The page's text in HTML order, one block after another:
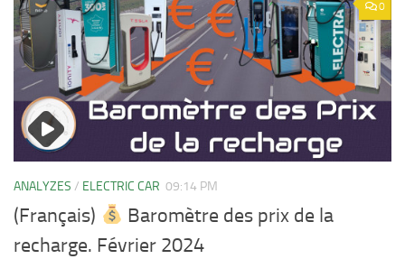
0
ANALYZES / ELECTRIC CAR 09:14 PM
(Français)
Baromètre des prix de la
recharge. Février 2024